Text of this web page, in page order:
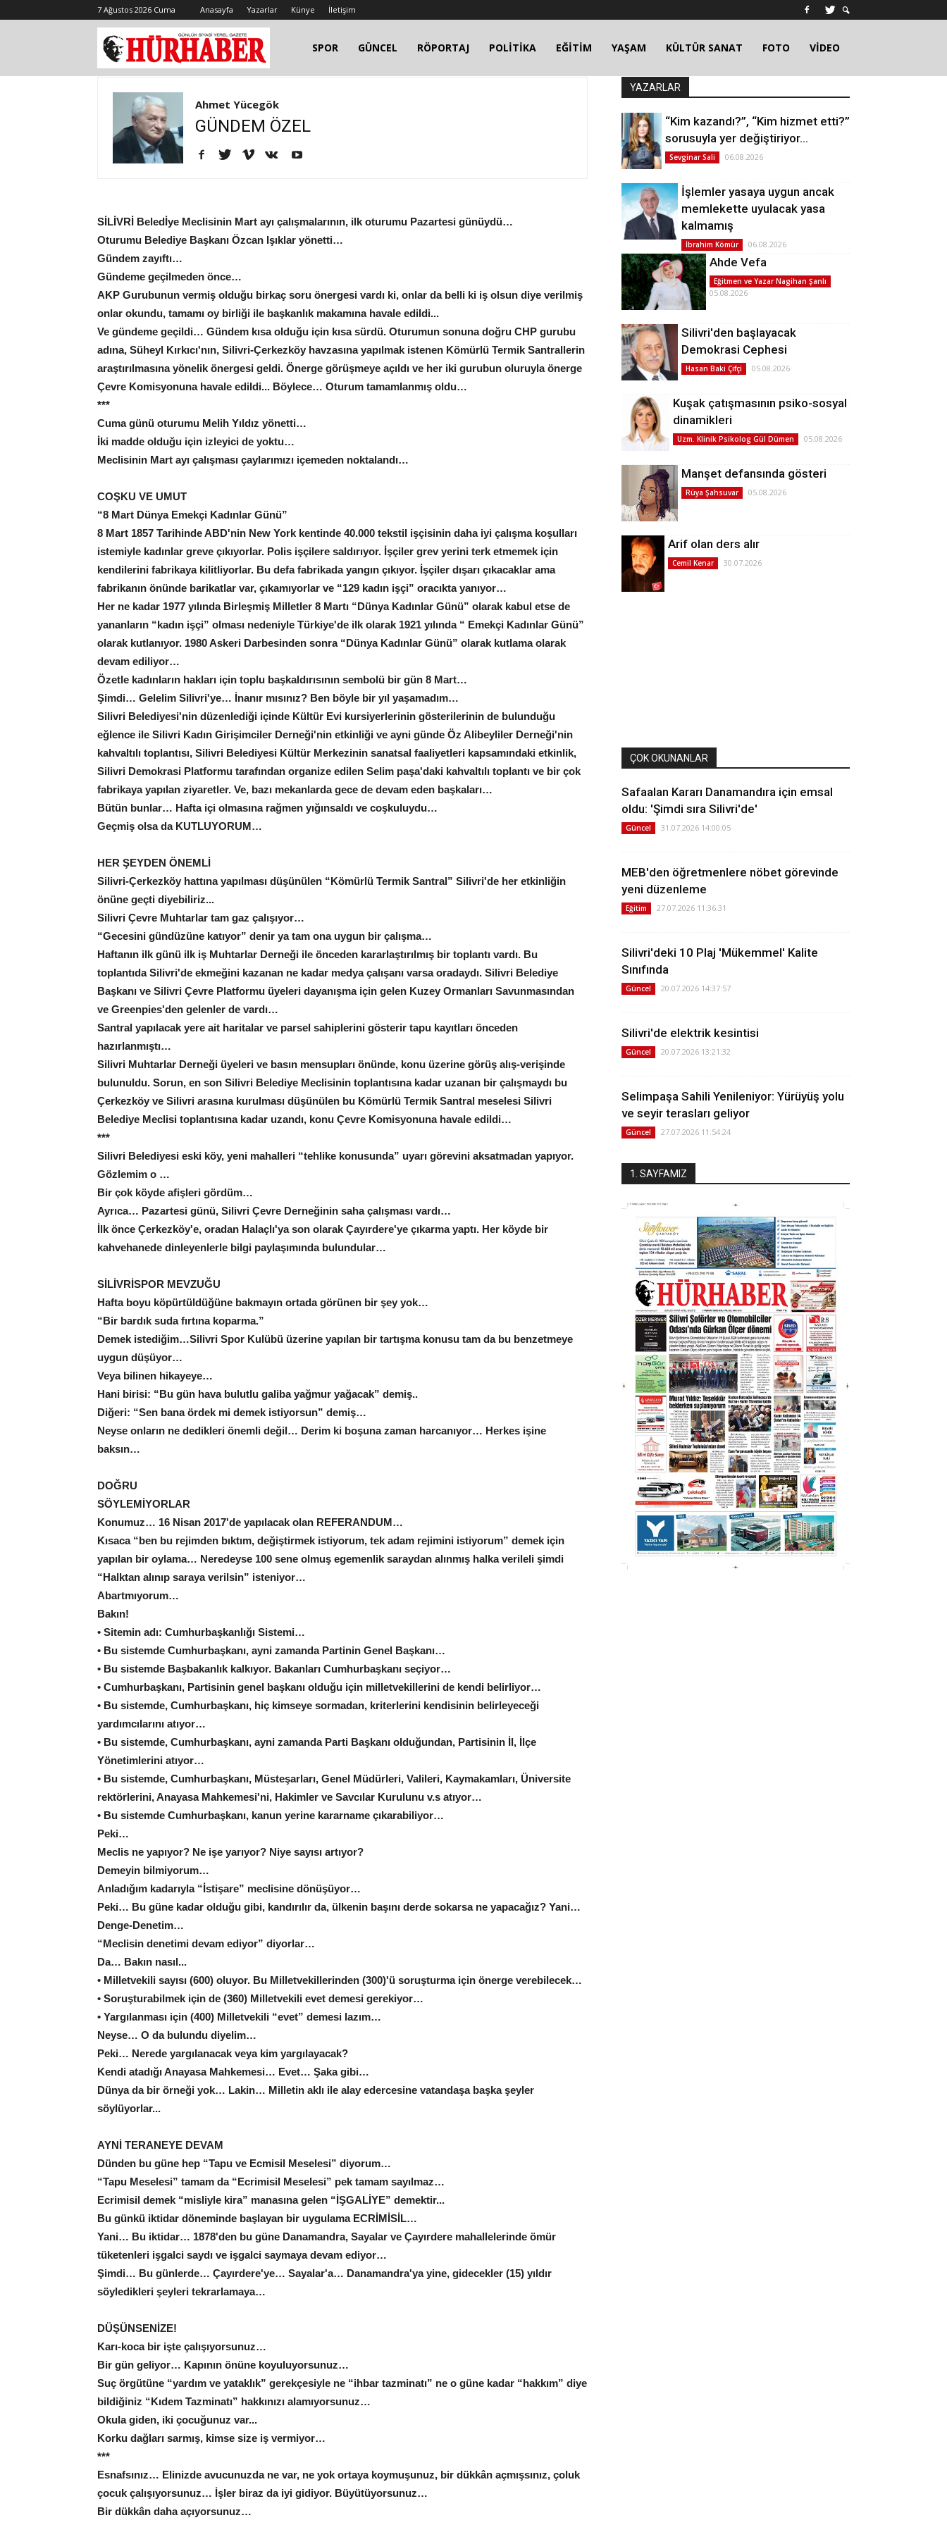
7 Ağustos 2026 Cuma Anasayfa Yazarlar Künye İletişim
SPOR GÜNCEL RÖPORTAJ POLİTİKA EĞİTİM YAŞAM KÜLTÜR SANAT FOTO VİDEO
Ahmet Yücegök
GÜNDEM ÖZEL
SİLİVRİ Beledİye Meclisinin Mart ayı çalışmalarının, ilk oturumu Pazartesi günüydü…
Oturumu Belediye Başkanı Özcan Işıklar yönetti…
Gündem zayıftı…
Gündeme geçilmeden önce…
AKP Gurubunun vermiş olduğu birkaç soru önergesi vardı ki, onlar da belli ki iş olsun diye verilmiş
onlar okundu, tamamı oy birliği ile başkanlık makamına havale edildi...
Ve gündeme geçildi… Gündem kısa olduğu için kısa sürdü. Oturumun sonuna doğru CHP gurubu
adına, Süheyl Kırkıcı'nın, Silivri-Çerkezköy havzasına yapılmak istenen Kömürlü Termik Santrallerin
araştırılmasına yönelik önergesi geldi. Önerge görüşmeye açıldı ve her iki gurubun oluruyla önerge
Çevre Komisyonuna havale edildi... Böylece… Oturum tamamlanmış oldu…
***
Cuma günü oturumu Melih Yıldız yönetti…
İki madde olduğu için izleyici de yoktu…
Meclisinin Mart ayı çalışması çaylarımızı içemeden noktalandı…
COŞKU VE UMUT
“8 Mart Dünya Emekçi Kadınlar Günü”
8 Mart 1857 Tarihinde ABD'nin New York kentinde 40.000 tekstil işçisinin daha iyi çalışma koşulları
istemiyle kadınlar greve çıkıyorlar. Polis işçilere saldırıyor. İşçiler grev yerini terk etmemek için
kendilerini fabrikaya kilitliyorlar. Bu defa fabrikada yangın çıkıyor. İşçiler dışarı çıkacaklar ama
fabrikanın önünde barikatlar var, çıkamıyorlar ve “129 kadın işçi” oracıkta yanıyor…
Her ne kadar 1977 yılında Birleşmiş Milletler 8 Martı “Dünya Kadınlar Günü” olarak kabul etse de
yananların “kadın işçi” olması nedeniyle Türkiye'de ilk olarak 1921 yılında “ Emekçi Kadınlar Günü”
olarak kutlanıyor. 1980 Askeri Darbesinden sonra “Dünya Kadınlar Günü” olarak kutlama olarak
devam ediliyor…
Özetle kadınların hakları için toplu başkaldırısının sembolü bir gün 8 Mart…
Şimdi… Gelelim Silivri'ye… İnanır mısınız? Ben böyle bir yıl yaşamadım…
Silivri Belediyesi'nin düzenlediği içinde Kültür Evi kursiyerlerinin gösterilerinin de bulunduğu
eğlence ile Silivri Kadın Girişimciler Derneği'nin etkinliği ve ayni günde Öz Alibeyliler Derneği'nin
kahvaltılı toplantısı, Silivri Belediyesi Kültür Merkezinin sanatsal faaliyetleri kapsamındaki etkinlik,
Silivri Demokrasi Platformu tarafından organize edilen Selim paşa'daki kahvaltılı toplantı ve bir çok
fabrikaya yapılan ziyaretler. Ve, bazı mekanlarda gece de devam eden başkaları…
Bütün bunlar… Hafta içi olmasına rağmen yığınsaldı ve coşkuluydu…
Geçmiş olsa da KUTLUYORUM…
HER ŞEYDEN ÖNEMLİ
Silivri-Çerkezköy hattına yapılması düşünülen “Kömürlü Termik Santral” Silivri'de her etkinliğin
önüne geçti diyebiliriz...
Silivri Çevre Muhtarlar tam gaz çalışıyor…
“Gecesini gündüzüne katıyor” denir ya tam ona uygun bir çalışma…
Haftanın ilk günü ilk iş Muhtarlar Derneği ile önceden kararlaştırılmış bir toplantı vardı. Bu
toplantıda Silivri'de ekmeğini kazanan ne kadar medya çalışanı varsa oradaydı. Silivri Belediye
Başkanı ve Silivri Çevre Platformu üyeleri dayanışma için gelen Kuzey Ormanları Savunmasından
ve Greenpies'den gelenler de vardı…
Santral yapılacak yere ait haritalar ve parsel sahiplerini gösterir tapu kayıtları önceden
hazırlanmıştı…
Silivri Muhtarlar Derneği üyeleri ve basın mensupları önünde, konu üzerine görüş alış-verişinde
bulunuldu. Sorun, en son Silivri Belediye Meclisinin toplantısına kadar uzanan bir çalışmaydı bu
Çerkezköy ve Silivri arasına kurulması düşünülen bu Kömürlü Termik Santral meselesi Silivri
Belediye Meclisi toplantısına kadar uzandı, konu Çevre Komisyonuna havale edildi…
***
Silivri Belediyesi eski köy, yeni mahalleri “tehlike konusunda” uyarı görevini aksatmadan yapıyor.
Gözlemim o …
Bir çok köyde afişleri gördüm…
Ayrıca… Pazartesi günü, Silivri Çevre Derneğinin saha çalışması vardı…
İlk önce Çerkezköy'e, oradan Halaçlı'ya son olarak Çayırdere'ye çıkarma yaptı. Her köyde bir
kahvehanede dinleyenlerle bilgi paylaşımında bulundular…
SİLİVRİSPOR MEVZUĞU
Hafta boyu köpürtüldüğüne bakmayın ortada görünen bir şey yok…
“Bir bardık suda fırtına koparma.”
Demek istediğim…Silivri Spor Kulübü üzerine yapılan bir tartışma konusu tam da bu benzetmeye
uygun düşüyor…
Veya bilinen hikayeye…
Hani birisi: “Bu gün hava bulutlu galiba yağmur yağacak” demiş..
Diğeri: “Sen bana ördek mi demek istiyorsun” demiş…
Neyse onların ne dedikleri önemli değil… Derim ki boşuna zaman harcanıyor… Herkes işine
baksın…
DOĞRU
SÖYLEMİYORLAR
Konumuz… 16 Nisan 2017'de yapılacak olan REFERANDUM…
Kısaca “ben bu rejimden bıktım, değiştirmek istiyorum, tek adam rejimini istiyorum” demek için
yapılan bir oylama… Neredeyse 100 sene olmuş egemenlik saraydan alınmış halka verileli şimdi
“Halktan alınıp saraya verilsin” isteniyor…
Abartmıyorum…
Bakın!
• Sitemin adı: Cumhurbaşkanlığı Sistemi…
• Bu sistemde Cumhurbaşkanı, ayni zamanda Partinin Genel Başkanı…
• Bu sistemde Başbakanlık kalkıyor. Bakanları Cumhurbaşkanı seçiyor…
• Cumhurbaşkanı, Partisinin genel başkanı olduğu için milletvekillerini de kendi belirliyor…
• Bu sistemde, Cumhurbaşkanı, hiç kimseye sormadan, kriterlerini kendisinin belirleyeceği
yardımcılarını atıyor…
• Bu sistemde, Cumhurbaşkanı, ayni zamanda Parti Başkanı olduğundan, Partisinin İl, İlçe
Yönetimlerini atıyor…
• Bu sistemde, Cumhurbaşkanı, Müsteşarları, Genel Müdürleri, Valileri, Kaymakamları, Üniversite
rektörlerini, Anayasa Mahkemesi'ni, Hakimler ve Savcılar Kurulunu v.s atıyor…
• Bu sistemde Cumhurbaşkanı, kanun yerine kararname çıkarabiliyor…
Peki…
Meclis ne yapıyor? Ne işe yarıyor? Niye sayısı artıyor?
Demeyin bilmiyorum…
Anladığım kadarıyla “İstişare” meclisine dönüşüyor…
Peki… Bu güne kadar olduğu gibi, kandırılır da, ülkenin başını derde sokarsa ne yapacağız? Yani…
Denge-Denetim…
“Meclisin denetimi devam ediyor” diyorlar…
Da… Bakın nasıl...
• Milletvekili sayısı (600) oluyor. Bu Milletvekillerinden (300)'ü soruşturma için önerge verebilecek…
• Soruşturabilmek için de (360) Milletvekili evet demesi gerekiyor…
• Yargılanması için (400) Milletvekili “evet” demesi lazım…
Neyse… O da bulundu diyelim…
Peki… Nerede yargılanacak veya kim yargılayacak?
Kendi atadığı Anayasa Mahkemesi… Evet… Şaka gibi…
Dünya da bir örneği yok… Lakin… Milletin aklı ile alay edercesine vatandaşa başka şeyler
söylüyorlar...
AYNİ TERANEYE DEVAM
Dünden bu güne hep “Tapu ve Ecmisil Meselesi” diyorum…
“Tapu Meselesi” tamam da “Ecrimisil Meselesi” pek tamam sayılmaz…
Ecrimisil demek “misliyle kira” manasına gelen “İŞGALİYE” demektir...
Bu günkü iktidar döneminde başlayan bir uygulama ECRİMİSİL…
Yani… Bu iktidar… 1878'den bu güne Danamandra, Sayalar ve Çayırdere mahallelerinde ömür
tüketenleri işgalci saydı ve işgalci saymaya devam ediyor…
Şimdi… Bu günlerde… Çayırdere'ye… Sayalar'a… Danamandra'ya yine, gidecekler (15) yıldır
söyledikleri şeyleri tekrarlamaya…
DÜŞÜNSENİZE!
Karı-koca bir işte çalışıyorsunuz…
Bir gün geliyor… Kapının önüne koyuluyorsunuz…
Suç örgütüne “yardım ve yataklık” gerekçesiyle ne “ihbar tazminatı” ne o güne kadar “hakkım” diye
bildiğiniz “Kıdem Tazminatı” hakkınızı alamıyorsunuz…
Okula giden, iki çocuğunuz var...
Korku dağları sarmış, kimse size iş vermiyor…
***
Esnafsınız… Elinizde avucunuzda ne var, ne yok ortaya koymuşunuz, bir dükkân açmışsınız, çoluk
çocuk çalışıyorsunuz… İşler biraz da iyi gidiyor. Büyütüyorsunuz…
Bir dükkân daha açıyorsunuz…
YAZARLAR
“Kim kazandı?”, “Kim hizmet etti?”
sorusuyla yer değiştiriyor…
Sevginar Sali 06.08.2026
İşlemler yasaya uygun ancak
memlekette uyulacak yasa
kalmamış
İbrahim Kömür 06.08.2026
Ahde Vefa
Eğitmen ve Yazar Nagihan Şanlı
05.08.2026
Silivri'den başlayacak
Demokrasi Cephesi
Hasan Baki Çifçi 05.08.2026
Kuşak çatışmasının psiko-sosyal
dinamikleri
Uzm. Klinik Psikolog Gül Dümen 05.08.2026
Manşet defansında gösteri
Rüya Şahsuvar 05.08.2026
Arif olan ders alır
Cemil Kenar 30.07.2026
ÇOK OKUNANLAR
Safaalan Kararı Danamandıra için emsal
oldu: 'Şimdi sıra Silivri'de'
Güncel 31.07.2026 14:00:05
MEB'den öğretmenlere nöbet görevinde
yeni düzenleme
Eğitim 27.07.2026 11:36:31
Silivri'deki 10 Plaj 'Mükemmel' Kalite
Sınıfında
Güncel 20.07.2026 14:37:57
Silivri'de elektrik kesintisi
Güncel 20.07.2026 13:21:32
Selimpaşa Sahili Yenileniyor: Yürüyüş yolu
ve seyir terasları geliyor
Güncel 27.07.2026 11:54:24
1. SAYFAMIZ